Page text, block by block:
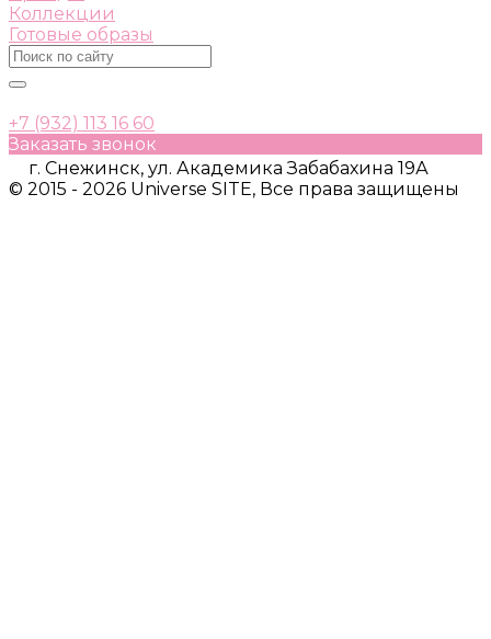
Коллекции
Готовые образы
+7 (932) 113 16 60
Заказать звонок
г. Снежинск, ул. Академика Забабахина 19А
© 2015 - 2026 Universe SITE, Все права защищены